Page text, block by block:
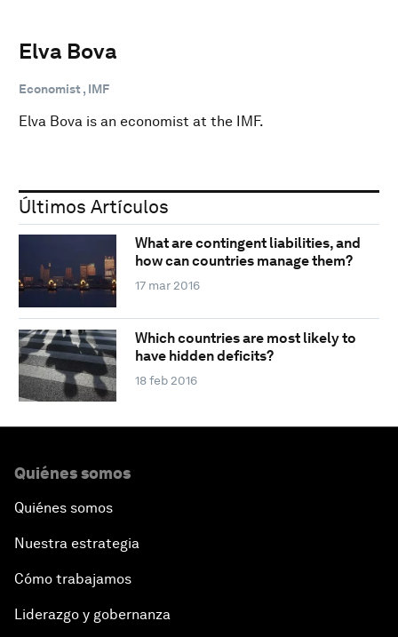
Elva Bova
Economist , IMF
Elva Bova is an economist at the IMF.
Últimos Artículos
What are contingent liabilities, and
how can countries manage them?
17 mar 2016
Which countries are most likely to
have hidden deficits?
18 feb 2016
Quiénes somos
Quiénes somos
Nuestra estrategia
Cómo trabajamos
Liderazgo y gobernanza